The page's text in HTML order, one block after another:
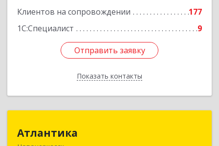
Клиентов на сопровождении
177
1С:Специалист
9
Отправить заявку
Показать контакты
Отправить заявку
Назад
Атлантика